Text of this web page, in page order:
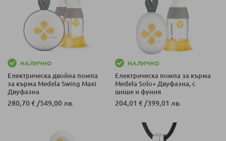
НАЛИЧНО
Електрическа двойна помпа
за кърма Medela Swing Maxi
Двуфазна
280,70 € /549,00 лв.
НАЛИЧНО
Електрическа помпа за кърма
Medela Solo+ Двуфазна, с
шише и фуния
204,01 € /399,01 лв.